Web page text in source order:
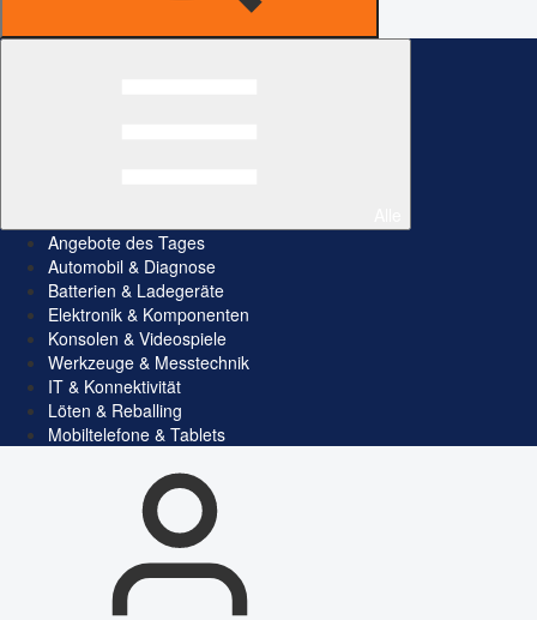
Angebote des Tages
Automobil & Diagnose
Batterien & Ladegeräte
Elektronik & Komponenten
Konsolen & Videospiele
Werkzeuge & Messtechnik
IT & Konnektivität
Löten & Reballing
Mobiltelefone & Tablets